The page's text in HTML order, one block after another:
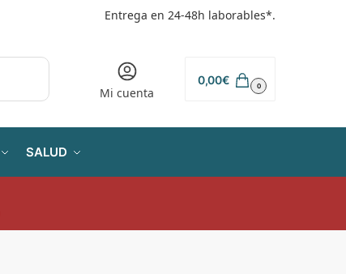
Entrega en 24-48h laborables*.
Mi cuenta
0,00€ 0
SALUD